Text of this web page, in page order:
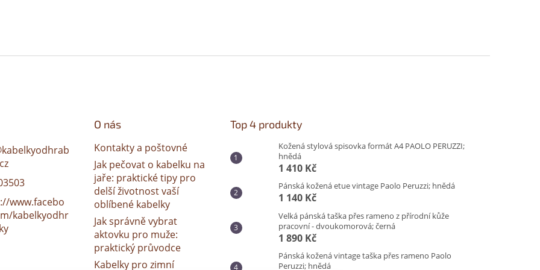
kabelkyodhrab
www.facebo
kabelkyodhr
O nás
Kontakty a poštovné
Jak pečovat o kabelku na
jaře: praktické tipy pro
delší životnost vaší
oblíbené kabelky
Jak správně vybrat
aktovku pro muže:
praktický průvodce
Kabelky pro zimní
Top 4 produkty
Kožená stylová spisovka formát A4 PAOLO PERUZZI;
hnědá
1 410 Kč
Pánská kožená etue vintage Paolo Peruzzi; hnědá
1 140 Kč
Velká pánská taška přes rameno z přírodní kůže
pracovní - dvoukomorová; černá
1 890 Kč
Pánská kožená vintage taška přes rameno Paolo
Peruzzi; hnědá